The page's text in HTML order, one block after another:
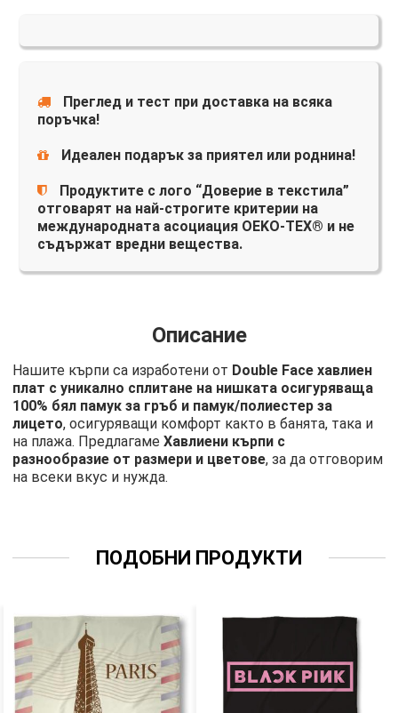
Преглед и тест при доставка на всяка
поръчка!
Идеален подарък за приятел или роднина!
Продуктите с лого “Доверие в текстила”
отговарят на най-строгите критерии на
международната асоциация OEKO-TEX® и не
съдържат вредни вещества.
Описание
Нашите кърпи са изработени от Double Face хавлиен
плат с уникално сплитане на нишката осигуряваща
100% бял памук за гръб и памук/полиестер за
лицето, осигуряващи комфорт както в банята, така и
на плажа. ПредлагамеХавлиени кърпи с
разнообразие от размери и цветове, за да отговорим
на всеки вкус и нужда.
ПОДОБНИ ПРОДУКТИ